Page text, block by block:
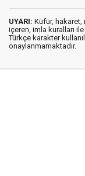
UYARI: Küfür, hakaret,
içeren, imla kuralları ile
Türkçe karakter
onaylanmamaktadır.